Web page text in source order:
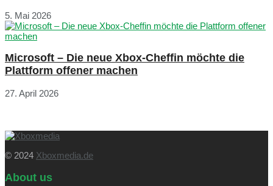
5. Mai 2026
Microsoft – Die neue Xbox-Cheffin möchte die
Plattform offener machen
27. April 2026
© 2024 Xboxmedia.de
About us